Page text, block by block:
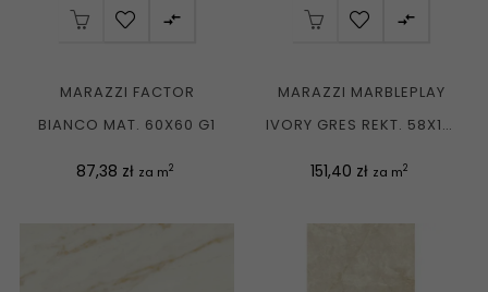

MARAZZI FACTOR
BIANCO MAT. 60X60 G1
Cena
87,38 zł za m2

MARAZZI MARBLEPLAY
IVORY GRES REKT. 58X116
Cena
151,40 zł za m2